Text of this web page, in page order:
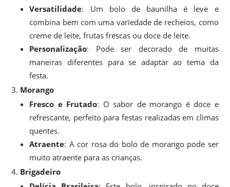
Versatilidade: Um bolo de baunilha é leve e
combina bem com uma variedade de recheios, como
creme de leite, frutas frescas ou doce de leite.
Personalização: Pode ser decorado de muitas
maneiras diferentes para se adaptar ao tema da
festa.
Morango
Fresco e Frutado: O sabor de morango é doce e
refrescante, perfeito para festas realizadas em climas
quentes.
Atraente: A cor rosa do bolo de morango pode ser
muito atraente para as crianças.
Brigadeiro